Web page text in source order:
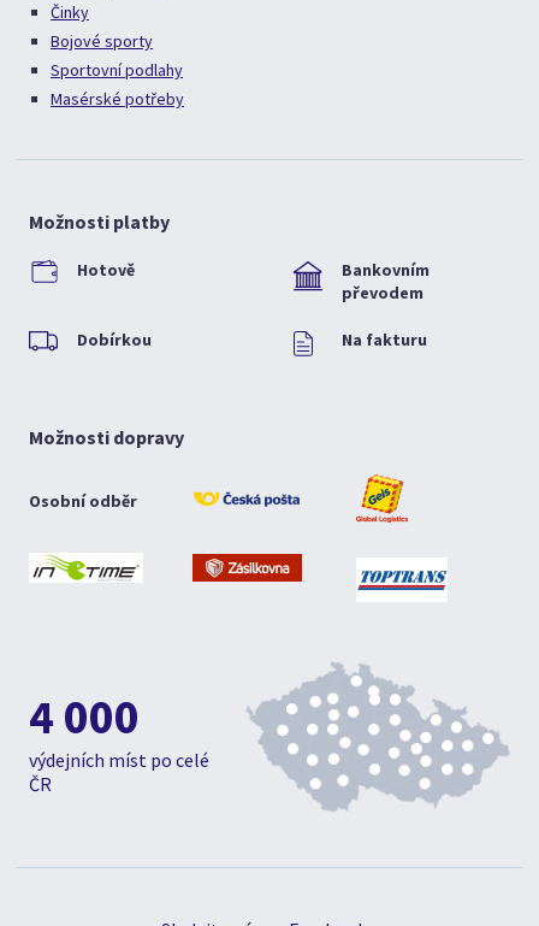
Činky
Bojové sporty
Sportovní podlahy
Masérské potřeby
Možnosti platby
Hotově
Bankovním
převodem
Dobírkou Na fakturu
Možnosti dopravy
Osobní odběr
4 000
výdejních míst po celé
ČR